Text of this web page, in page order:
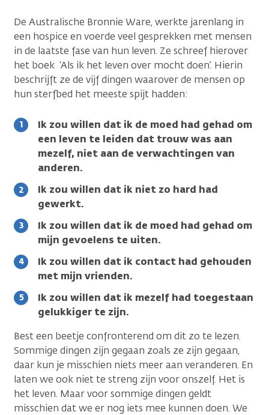
De Australische Bronnie Ware, werkte jarenlang in
een hospice en voerde veel gesprekken met mensen
in de laatste fase van hun leven. Ze schreef hierover
het boek ‘Als ik het leven over mocht doen’. Hierin
beschrijft ze de vijf dingen waarover de mensen op
hun sterfbed het meeste spijt hadden:
Ik zou willen dat ik de moed had gehad om
een leven te leiden dat trouw was aan
mezelf, niet aan de verwachtingen van
anderen.
Ik zou willen dat ik niet zo hard had
gewerkt.
Ik zou willen dat ik de moed had gehad om
mijn gevoelens te uiten.
Ik zou willen dat ik contact had gehouden
met mijn vrienden.
Ik zou willen dat ik mezelf had toegestaan
gelukkiger te zijn.
Best een beetje confronterend om dit zo te lezen.
Sommige dingen zijn gegaan zoals ze zijn gegaan,
daar kun je misschien niets meer aan veranderen. En
laten we ook niet te streng zijn voor onszelf. Het is
het leven. Maar voor sommige dingen geldt
misschien dat we er nog iets mee kunnen doen. We